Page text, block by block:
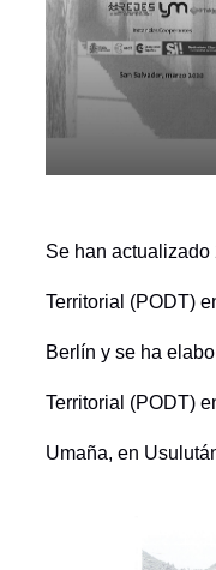
Se han
Territorial (PODT)
Berlín y se ha
Territorial (PODT)
Umaña, en